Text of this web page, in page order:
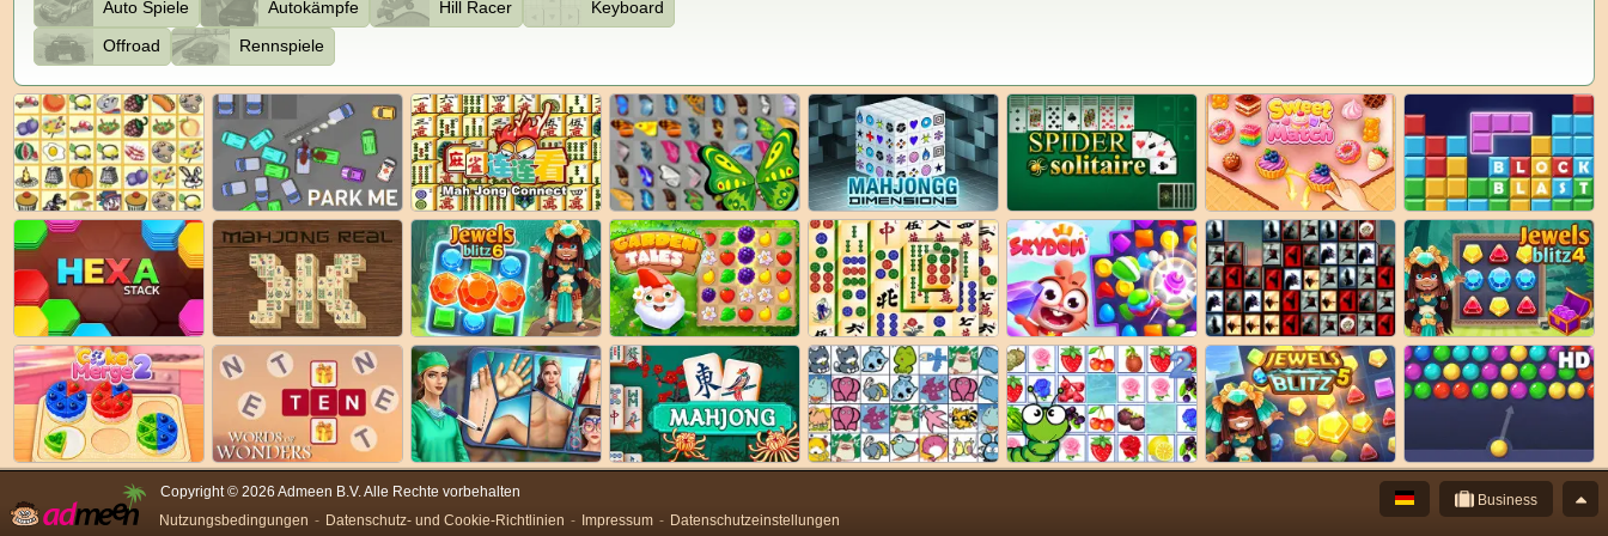
Auto Spiele Autokämpfe Hill Racer
Keyboard
Offroad
Rennspiele
Nutzungsbedingungen Datenschutz- und Cookie-Richtlinien Impressum Datenschutzeinstellungen
Business
Copyright © 2026 Admeen B.V. Alle Rechte vorbehalten